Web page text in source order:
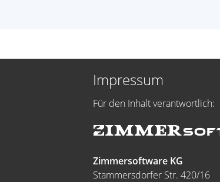
Impressum
Für den Inhalt verantwortlich:
Zimmersoftware KG
Stammersdorfer Str. 420/16